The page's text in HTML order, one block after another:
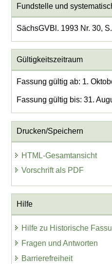
Fundstelle und
SächsGVBl. 1993 Nr. 30,
Gültigkeitszeitraum
Fassung gültig ab: 1.
Fassung gültig bis: 31.
Drucken/Speichern
HTML-Gesamtansicht
Vorschrift als PDF
Hilfe
Hilfe zu Historische
Fragen und Antworten
Barrierefreiheit